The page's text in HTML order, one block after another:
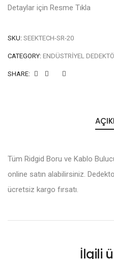
Detaylar için Resme Tıkla
SKU: SEEKTECH-SR-20
CATEGORY: ENDÜSTRIYEL
SHARE:
Tüm Ridgid Boru ve Kablo
online satın alabilirsiniz.
ücretsiz kargo fırsatı.
İlgili